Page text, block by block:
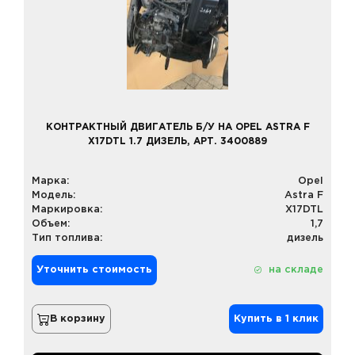
КОНТРАКТНЫЙ ДВИГАТЕЛЬ Б/У НА OPEL ASTRA F
X17DTL 1.7 ДИЗЕЛЬ, АРТ. 3400889
Марка:
Opel
Модель:
Astra F
Маркировка:
X17DTL
Объем:
1,7
Тип топлива:
дизель
Уточнить стоимость на складе
В корзину Купить в 1 клик